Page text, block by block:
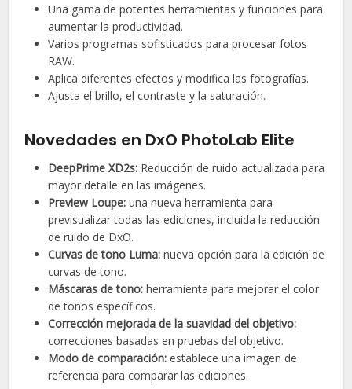
Una gama de potentes herramientas y funciones para
aumentar la productividad.
Varios programas sofisticados para procesar fotos
RAW.
Aplica diferentes efectos y modifica las fotografías.
Ajusta el brillo, el contraste y la saturación.
Novedades en DxO PhotoLab Elite
DeepPrime XD2s: Reducción de ruido actualizada para
mayor detalle en las imágenes.
Preview Loupe: una nueva herramienta para
previsualizar todas las ediciones, incluida la reducción
de ruido de DxO.
Curvas de tono Luma: nueva opción para la edición de
curvas de tono.
Máscaras de tono: herramienta para mejorar el color
de tonos específicos.
Corrección mejorada de la suavidad del objetivo:
correcciones basadas en pruebas del objetivo.
Modo de comparación: establece una imagen de
referencia para comparar las ediciones.